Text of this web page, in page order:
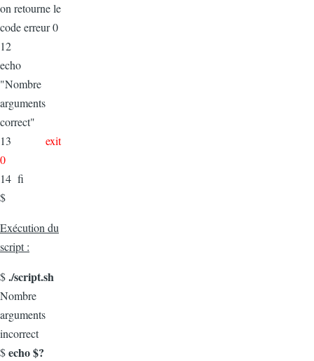
on retourne le
code erreur 0
12
echo
"Nombre
arguments
correct"
13 exit
0
14 fi
$
Exécution du
script :
$./script.sh
Nombre
arguments
incorrect
$echo $?